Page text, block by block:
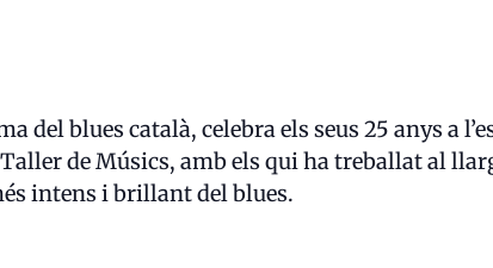
del blues català, celebra els seus 25 anys a
de Músics, amb els qui ha treballat al
intens i brillant del blues.